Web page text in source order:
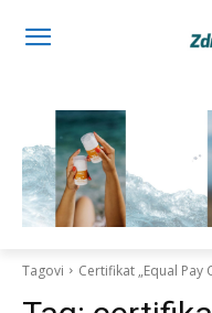
Tagovi Certifikat „Equal Pay